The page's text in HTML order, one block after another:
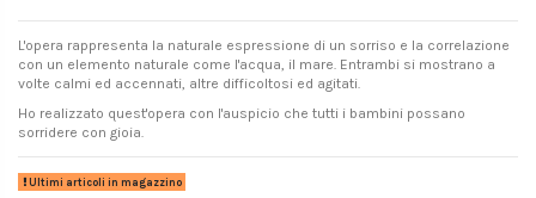
L'opera rappresenta la naturale espressione di un sorriso e la correlazione
con un elemento naturale come l'acqua, il mare. Entrambi si mostrano a
volte calmi ed accennati, altre difficoltosi ed agitati.
Ho realizzato quest'opera con l'auspicio che tutti i bambini possano
sorridere con gioia.
Ultimi articoli in magazzino